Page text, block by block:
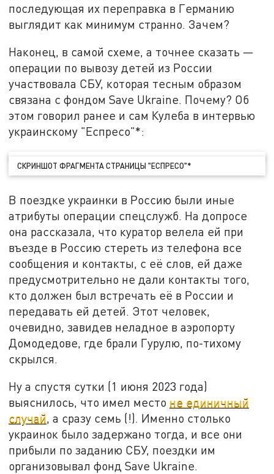
последующая их переправка в Германию
выглядит как минимум странно. Зачем?
Наконец, в самой схеме, а точнее сказать —
операции по вывозу детей из России
участвовала СБУ, которая тесным образом
связана с фондом Save Ukraine. Почему? Об
этом говорил ранее и сам Кулеба в интервью
украинскому "Еспресо"*:
СКРИНШОТ ФРАГМЕНТА СТРАНИЦЫ "ЕСПРЕСО"*
В поездке украинки в Россию были иные
атрибуты операции спецслужб. На допросе
она рассказала, что куратор велела ей при
въезде в Россию стереть из телефона все
сообщения и контакты, с её слов, ей даже
предусмотрительно не дали контакты того,
кто должен был встречать её в России и
передавать ей детей. Этот человек,
очевидно, завидев неладное в аэропорту
Домодедове, где брали Гурулю, по-тихому
скрылся.
Ну а спустя сутки (1 июня 2023 года)
выяснилось, что имел место не единичный
случай, а сразу семь (!). Именно столько
украинок было задержано тогда, и все они
прибыли по заданию СБУ, поездки им
организовывал фонд Save Ukraine.